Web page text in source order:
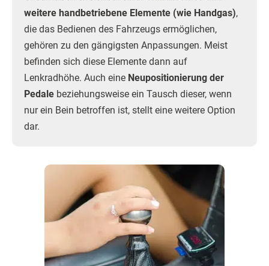
weitere handbetriebene Elemente (wie Handgas),
die das Bedienen des Fahrzeugs ermöglichen,
gehören zu den gängigsten Anpassungen. Meist
befinden sich diese Elemente dann auf
Lenkradhöhe. Auch eine Neupositionierung der
Pedale beziehungsweise ein Tausch dieser, wenn
nur ein Bein betroffen ist, stellt eine weitere Option
dar.